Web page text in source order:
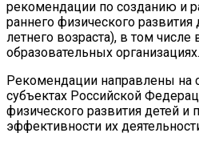
рекомендации по созданию и
раннего физического развития
летнего возраста), в том
образовательных организациях.
Рекомендации направлены на
субъектах Российской
физического развития детей
эффективности их